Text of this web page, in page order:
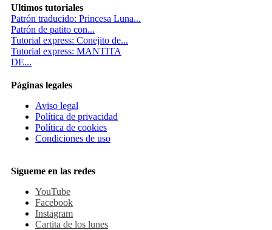
Ultimos tutoriales
Patrón traducido: Princesa Luna...
Patrón de patito con...
Tutorial express: Conejito de...
Tutorial express: MANTITA
DE...
Páginas legales
Aviso legal
Política de privacidad
Política de cookies
Condiciones de uso
Sígueme en las redes
YouTube
Facebook
Instagram
Cartita de los lunes